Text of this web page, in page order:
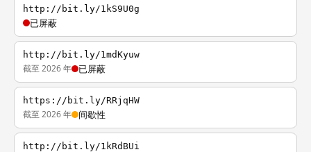
http://bit.ly/1kS9U0g
已屏蔽
http://bit.ly/1mdKyuw
截至 2026 年 已屏蔽
https://bit.ly/RRjqHW
截至 2026 年 间歇性
http://bit.ly/1kRdBUi